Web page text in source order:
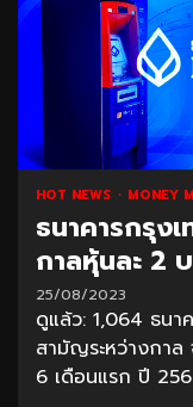
HOT NEWS MONEY
ธนาคารกรุง
กาลหุ้นละ 2
25/08/2023
ดูแล้ว: 1,064 ธนา
สามัญระหว่างกาล
6 เดือนแรก ปี